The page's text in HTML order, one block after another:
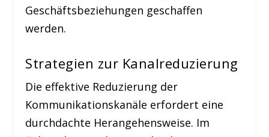
Geschäftsbeziehungen geschaffen
werden.
Strategien zur Kanalreduzierung
Die effektive Reduzierung der
Kommunikationskanäle erfordert eine
durchdachte Herangehensweise. Im